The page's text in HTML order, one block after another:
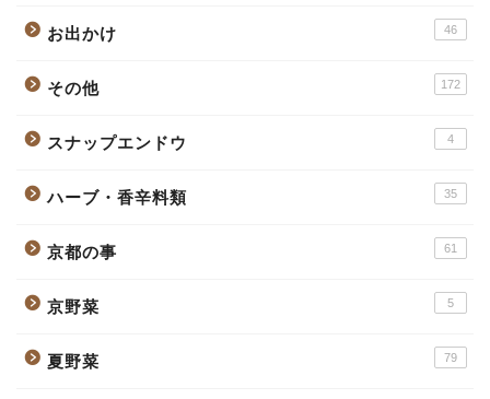
お出かけ 46
その他 172
スナップエンドウ 4
ハーブ・香辛料類 35
京都の事 61
京野菜 5
夏野菜 79